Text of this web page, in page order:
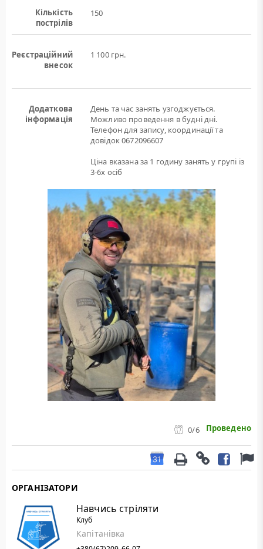
Кількість
пострілів
150
Реєстраційний
внесок
1 100 грн.
Додаткова
інформація
День та час занять узгоджується.
Можливо проведення в будні дні.
Телефон для запису, координації та
довідок 0672096607
Ціна вказана за 1 годину занять у групі із
3-6х осіб
0/6 Проведено
ОРГАНІЗАТОРИ
Навчись стріляти
Клуб
Капітанівка